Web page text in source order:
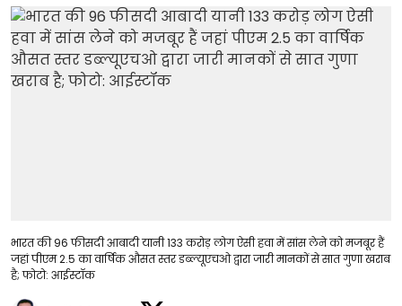
भारत की 96 फीसदी आबादी यानी 133 करोड़ लोग ऐसी हवा में सांस लेने को मजबूर हैं
जहां पीएम 2.5 का वार्षिक औसत स्तर डब्ल्यूएचओ द्वारा जारी मानकों से सात गुणा खराब
है; फोटो: आईस्टॉक